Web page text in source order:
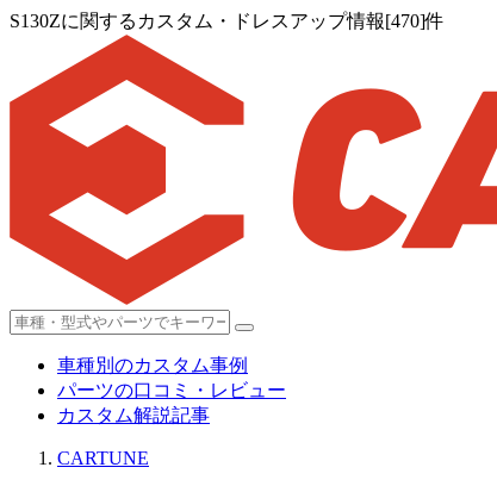
S130Zに関するカスタム・ドレスアップ情報[470]件
車種別のカスタム事例
パーツの口コミ・レビュー
カスタム解説記事
CARTUNE